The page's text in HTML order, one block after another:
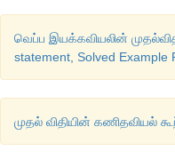
வெப்ப இயக்கவியலின்
statement, Solved Example
முதல் விதியின் கணிதவியல்